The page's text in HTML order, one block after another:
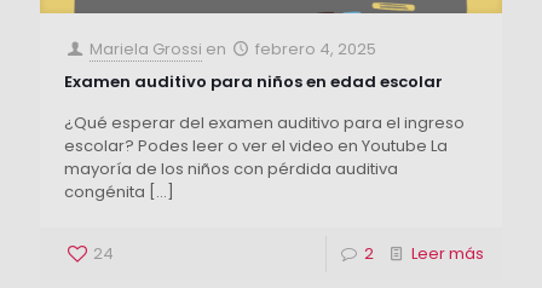
Mariela Grossi en
febrero 4, 2025
Examen auditivo para niños en edad escolar
¿Qué esperar del examen auditivo para el ingreso
escolar? Podes leer o ver el video en Youtube La
mayoría de los niños con pérdida auditiva
congénita […]
24 2 Leer más